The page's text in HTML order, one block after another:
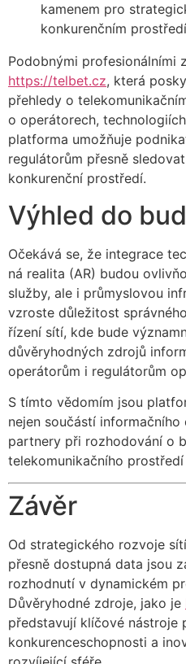
kamenem pro
konkurenčním
Podobnými profesionálními
https://telbet.cz, která
přehledy o
o operátorech,
platforma umožňuje
regulátorům přesně
konkurenční prostředí.
Výhled do
Očekává se, že integrace
ná realita (AR) budou
služby, ale i průmyslovou
vzroste důležitost
řízení sítí, kde bude
důvěryhodných zdrojů
operátorům i regulátorům
S tímto vědomím jsou
nejen součástí
partnery při rozhodování o
telekomunikačního
Závěr
Od strategického rozvoje
přesně dostupná data jsou
rozhodnutí v dynamickém
Důvěryhodné zdroje, jako je
představují klíčové nástroje
konkurenceschopnosti a